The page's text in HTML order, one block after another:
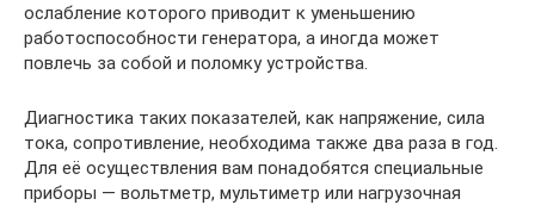
ослабление которого приводит к уменьшению
работоспособности генератора, а иногда может
повлечь за собой и поломку устройства.
Диагностика таких показателей, как напряжение, сила
тока, сопротивление, необходима также два раза в год.
Для её осуществления вам понадобятся специальные
приборы — вольтметр, мультиметр или нагрузочная